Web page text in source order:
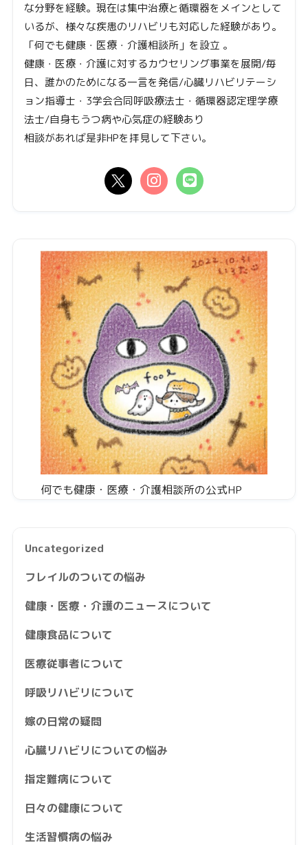
な分野を経験。現在は集中治療と循環器をメインとして
いるが、様々な疾患のリハビリも対応した経験があり。
「何でも健康・医療・介護相談所」を設立 。
健康・医療・介護に対するカウセリング事業を展開/毎
日、誰かのためになる一言を発信/心臓リハビリテーシ
ョン指導士・3学会合同呼吸療法士・循環器認定理学療
法士/自身もうつ病や心気症の経験あり
相談があれば是非HPを拝見して下さい。
何でも健康・医療・介護相談所の公式HP
Uncategorized
フレイルのついての悩み
健康・医療・介護のニュースについて
健康食品について
医療従事者について
呼吸リハビリについて
嫁の日常の疑問
心臓リハビリについての悩み
指定難病について
日々の健康について
生活習慣病の悩み